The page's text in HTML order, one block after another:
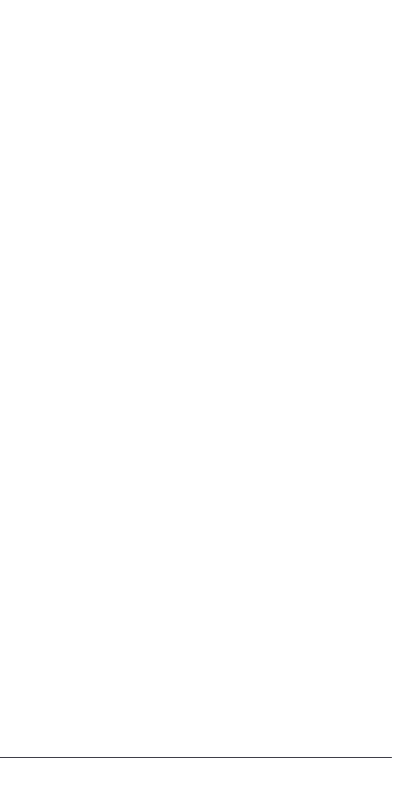
aplicațiilor de tip malware de pe dispozitiv. Malwarelytics
protecția datelor personale. Informațiile despre aplicațiile
în alte scopuri.